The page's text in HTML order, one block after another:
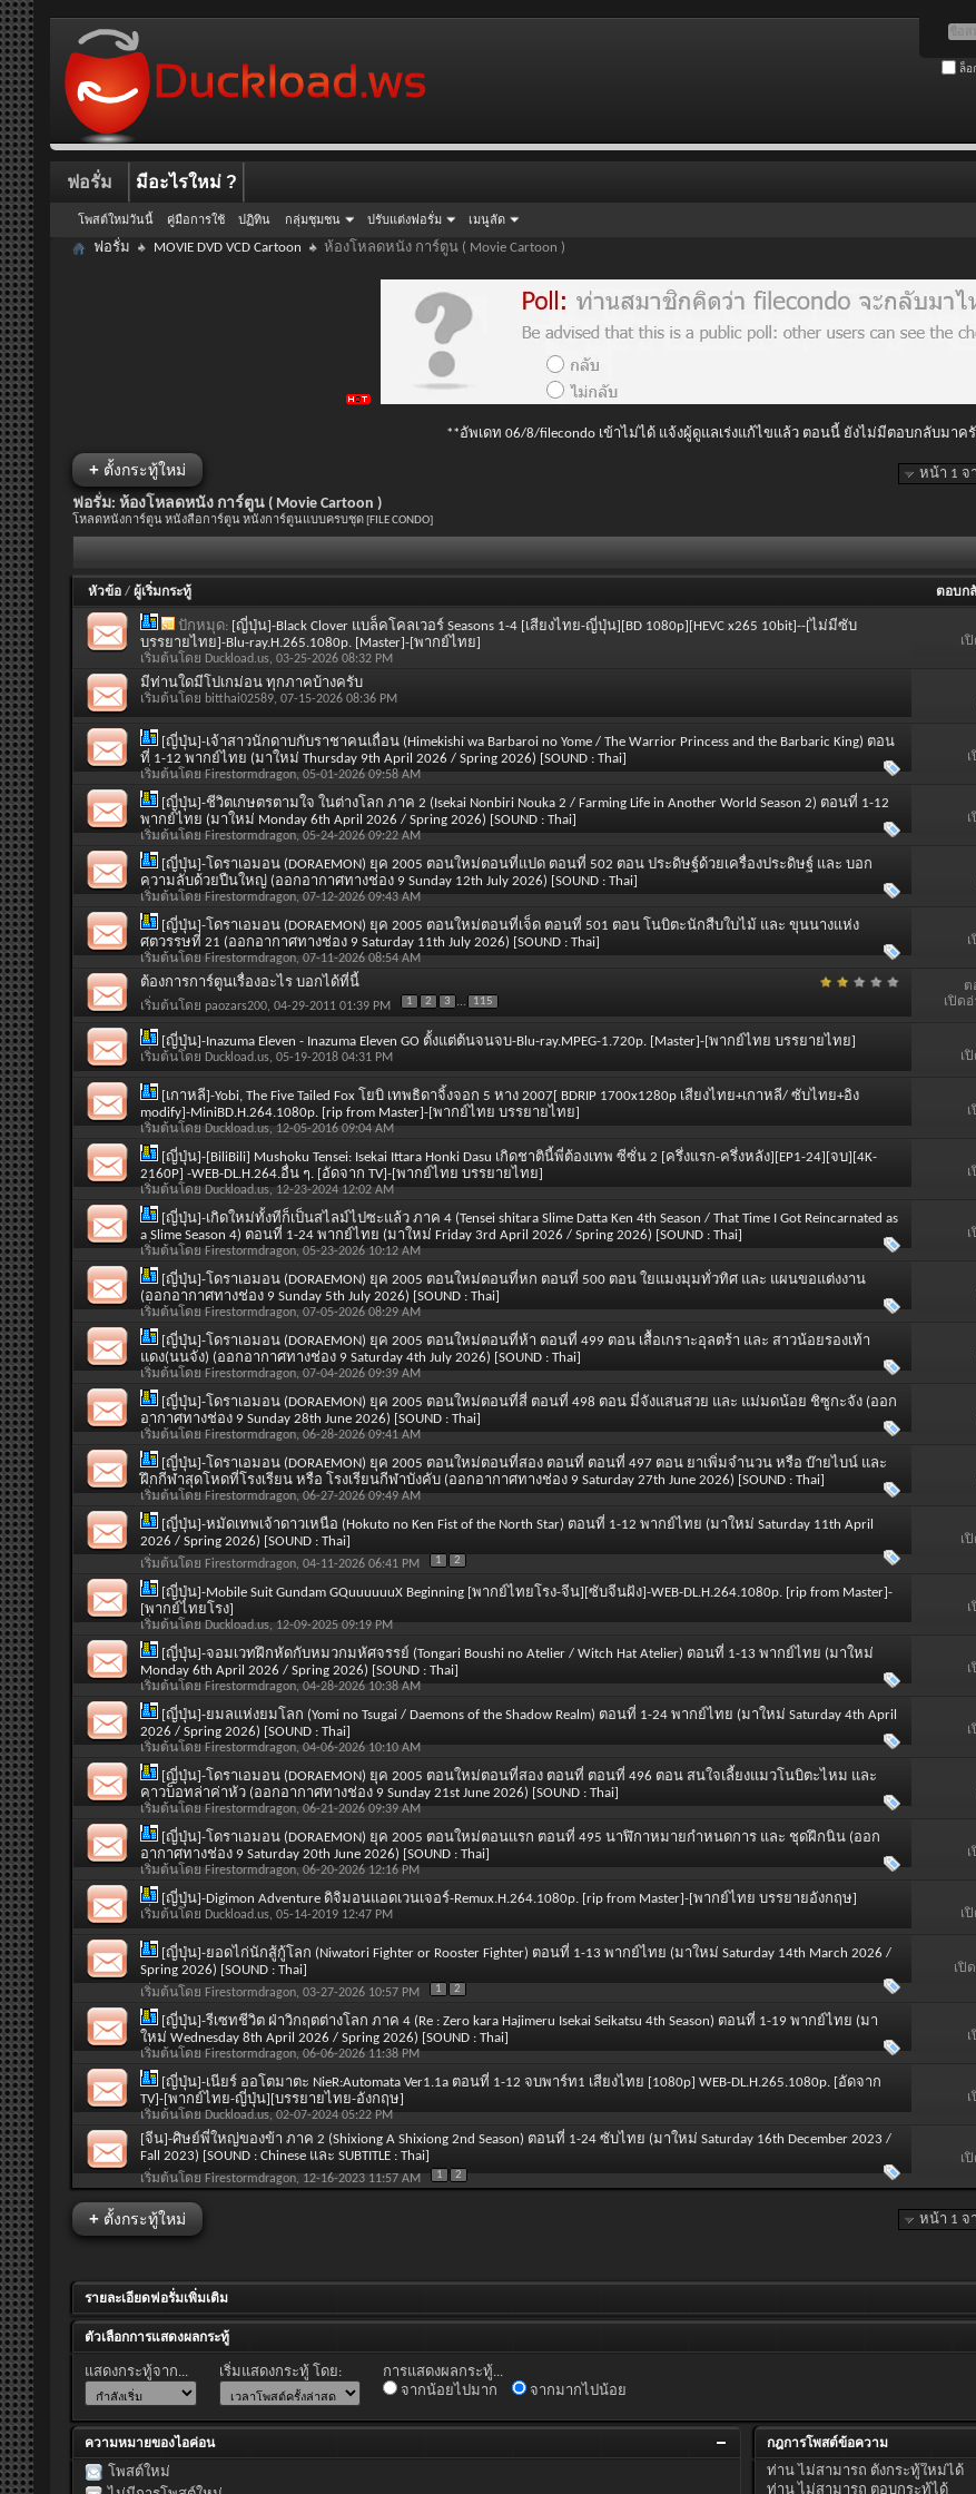
ล็อ
ฟอรั่ม
โพสต์ใหม่วันนี้ คู่มือการใช้ ปฏิทิน กลุ่มชุมชน ปรับแต่งฟอรั่ม เมนูลัด
มีอะไรใหม่ ?
ฟอรั่ม MOVIE DVD VCD Cartoon ห้องโหลดหนัง การ์ตูน ( Movie Cartoon )
**อัพเดท 06/8/filecondo เข้าไม่ได้ แจ้งผู้ดูแลเร่งแก้ไขแล้ว ตอนนี้ ยังไม่มีตอบกลับมาค
+ ตั้งกระทู้ใหม่ หน้า 1 จ
ฟอรั่ม: ห้องโหลดหนัง การ์ตูน ( Movie Cartoon )
โหลดหนังการ์ตูน หนังสือการ์ตูน หนังการ์ตูนแบบครบชุด [FILE CONDO]
หัวข้อ / ผู้เริ่มกระทู้ ตอบก
ปักหมุด: [ญี่ปุ่น]-Black Clover แบล็คโคลเวอร์ Seasons 1-4 [เสียงไทย-ญี่ปุ่น][BD 1080p][HEVC x265 10bit]--[ไม่มีซับ
บรรยายไทย]-Blu-ray.H.265.1080p. [Master]-[พากย์ไทย]
เริ่มต้นโดย Duckload.us, 03-25-2026 08:32 PM
เ
มีท่านใดมีโปเกม่อน ทุกภาคบ้างครับ
เริ่มต้นโดย bitthai02589, 07-15-2026 08:36 PM
[ญี่ปุ่น]-เจ้าสาวนักดาบกับราชาคนเถื่อน (Himekishi wa Barbaroi no Yome / The Warrior Princess and the Barbaric King) ตอน
ที่ 1-12 พากย์ไทย (มาใหม่ Thursday 9th April 2026 / Spring 2026) [SOUND : Thai]
เริ่มต้นโดย Firestormdragon, 05-01-2026 09:58 AM
[ญี่ปุ่น]-ชีวิตเกษตรตามใจ ในต่างโลก ภาค 2 (Isekai Nonbiri Nouka 2 / Farming Life in Another World Season 2) ตอนที่ 1-12
พากย์ไทย (มาใหม่ Monday 6th April 2026 / Spring 2026) [SOUND : Thai]
เริ่มต้นโดย Firestormdragon, 05-24-2026 09:22 AM
[ญี่ปุ่น]-โดราเอมอน (DORAEMON) ยุค 2005 ตอนใหม่ตอนที่แปด ตอนที่ 502 ตอน ประดิษฐ์ด้วยเครื่องประดิษฐ์ และ บอก
ความลับด้วยปืนใหญ่ (ออกอากาศทางช่อง 9 Sunday 12th July 2026) [SOUND : Thai]
เริ่มต้นโดย Firestormdragon, 07-12-2026 09:43 AM
[ญี่ปุ่น]-โดราเอมอน (DORAEMON) ยุค 2005 ตอนใหม่ตอนที่เจ็ด ตอนที่ 501 ตอน โนบิตะนักสืบใบไม้ และ ขุนนางแห่ง
ศตวรรษที่ 21 (ออกอากาศทางช่อง 9 Saturday 11th July 2026) [SOUND : Thai]
เริ่มต้นโดย Firestormdragon, 07-11-2026 08:54 AM
ต้องการการ์ตูนเรื่องอะไร บอกได้ที่นี้
เริ่มต้นโดย paozars200, 04-29-2011 01:39 PM 1 2 3 ... 115
ต
เปิดอ่
[ญี่ปุ่น]-Inazuma Eleven - Inazuma Eleven GO ตั้งแต่ต้นจนจบ-Blu-ray.MPEG-1.720p. [Master]-[พากย์ไทย บรรยายไทย]
เริ่มต้นโดย Duckload.us, 05-19-2018 04:31 PM
เ
[เกาหลี]-Yobi, The Five Tailed Fox โยบิ เทพธิดาจิ้งจอก 5 หาง 2007[ BDRIP 1700x1280p เสียงไทย+เกาหลี/ ซับไทย+อิง
modify]-MiniBD.H.264.1080p. [rip from Master]-[พากย์ไทย บรรยายไทย]
เริ่มต้นโดย Duckload.us, 12-05-2016 09:04 AM
[ญี่ปุ่น]-[BiliBili] Mushoku Tensei: Isekai Ittara Honki Dasu เกิดชาตินี้พี่ต้องเทพ ซีซั่น 2 [ครึ่งแรก-ครึ่งหลัง][EP1-24][จบ][4K-
2160P] -WEB-DL.H.264.อื่น ๆ. [อัดจาก TV]-[พากย์ไทย บรรยายไทย]
เริ่มต้นโดย Duckload.us, 12-23-2024 12:02 AM
[ญี่ปุ่น]-เกิดใหม่ทั้งทีก็เป็นสไลม์ไปซะแล้ว ภาค 4 (Tensei shitara Slime Datta Ken 4th Season / That Time I Got Reincarnated as
a Slime Season 4) ตอนที่ 1-24 พากย์ไทย (มาใหม่ Friday 3rd April 2026 / Spring 2026) [SOUND : Thai]
เริ่มต้นโดย Firestormdragon, 05-23-2026 10:12 AM
[ญี่ปุ่น]-โดราเอมอน (DORAEMON) ยุค 2005 ตอนใหม่ตอนที่หก ตอนที่ 500 ตอน ใยแมงมุมทั่วทิศ และ แผนขอแต่งงาน
(ออกอากาศทางช่อง 9 Sunday 5th July 2026) [SOUND : Thai]
เริ่มต้นโดย Firestormdragon, 07-05-2026 08:29 AM
[ญี่ปุ่น]-โดราเอมอน (DORAEMON) ยุค 2005 ตอนใหม่ตอนที่ห้า ตอนที่ 499 ตอน เสื้อเกราะอุลตร้า และ สาวน้อยรองเท้า
แดง(นนจัง) (ออกอากาศทางช่อง 9 Saturday 4th July 2026) [SOUND : Thai]
เริ่มต้นโดย Firestormdragon, 07-04-2026 09:39 AM
[ญี่ปุ่น]-โดราเอมอน (DORAEMON) ยุค 2005 ตอนใหม่ตอนที่สี่ ตอนที่ 498 ตอน มี่จังแสนสวย และ แม่มดน้อย ชิซูกะจัง (ออก
อากาศทางช่อง 9 Sunday 28th June 2026) [SOUND : Thai]
เริ่มต้นโดย Firestormdragon, 06-28-2026 09:41 AM
[ญี่ปุ่น]-โดราเอมอน (DORAEMON) ยุค 2005 ตอนใหม่ตอนที่สอง ตอนที่ ตอนที่ 497 ตอน ยาเพิ่มจำนวน หรือ บ๊ายไบน์ และ
ฝึกกีฬาสุดโหดที่โรงเรียน หรือ โรงเรียนกีฬาบังคับ (ออกอากาศทางช่อง 9 Saturday 27th June 2026) [SOUND : Thai]
เริ่มต้นโดย Firestormdragon, 06-27-2026 09:49 AM
[ญี่ปุ่น]-หมัดเทพเจ้าดาวเหนือ (Hokuto no Ken Fist of the North Star) ตอนที่ 1-12 พากย์ไทย (มาใหม่ Saturday 11th April
2026 / Spring 2026) [SOUND : Thai]
เริ่มต้นโดย Firestormdragon, 04-11-2026 06:41 PM 1 2
เ
[ญี่ปุ่น]-Mobile Suit Gundam GQuuuuuuX Beginning [พากย์ไทยโรง-จีน][ซับจีนฝัง]-WEB-DL.H.264.1080p. [rip from Master]-
[พากย์ไทยโรง]
เริ่มต้นโดย Duckload.us, 12-09-2025 09:19 PM
[ญี่ปุ่น]-จอมเวทฝึกหัดกับหมวกมหัศจรรย์ (Tongari Boushi no Atelier / Witch Hat Atelier) ตอนที่ 1-13 พากย์ไทย (มาใหม่
Monday 6th April 2026 / Spring 2026) [SOUND : Thai]
เริ่มต้นโดย Firestormdragon, 04-28-2026 10:38 AM
[ญี่ปุ่น]-ยมลแห่งยมโลก (Yomi no Tsugai / Daemons of the Shadow Realm) ตอนที่ 1-24 พากย์ไทย (มาใหม่ Saturday 4th April
2026 / Spring 2026) [SOUND : Thai]
เริ่มต้นโดย Firestormdragon, 04-06-2026 10:10 AM
[ญี่ปุ่น]-โดราเอมอน (DORAEMON) ยุค 2005 ตอนใหม่ตอนที่สอง ตอนที่ ตอนที่ 496 ตอน สนใจเลี้ยงแมวโนบิตะไหม และ
คาวบ็อทล่าค่าหัว (ออกอากาศทางช่อง 9 Sunday 21st June 2026) [SOUND : Thai]
เริ่มต้นโดย Firestormdragon, 06-21-2026 09:39 AM
[ญี่ปุ่น]-โดราเอมอน (DORAEMON) ยุค 2005 ตอนใหม่ตอนแรก ตอนที่ 495 นาฬิกาหมายกำหนดการ และ ชุดฝึกนิน (ออก
อากาศทางช่อง 9 Saturday 20th June 2026) [SOUND : Thai]
เริ่มต้นโดย Firestormdragon, 06-20-2026 12:16 PM
[ญี่ปุ่น]-Digimon Adventure ดิจิมอนแอดเวนเจอร์-Remux.H.264.1080p. [rip from Master]-[พากย์ไทย บรรยายอังกฤษ]
เริ่มต้นโดย Duckload.us, 05-14-2019 12:47 PM
เ
[ญี่ปุ่น]-ยอดไก่นักสู้กู้โลก (Niwatori Fighter or Rooster Fighter) ตอนที่ 1-13 พากย์ไทย (มาใหม่ Saturday 14th March 2026 /
Spring 2026) [SOUND : Thai]
เริ่มต้นโดย Firestormdragon, 03-27-2026 10:57 PM 1 2
เปิ
[ญี่ปุ่น]-รีเซทชีวิต ฝ่าวิกฤตต่างโลก ภาค 4 (Re : Zero kara Hajimeru Isekai Seikatsu 4th Season) ตอนที่ 1-19 พากย์ไทย (มา
ใหม่ Wednesday 8th April 2026 / Spring 2026) [SOUND : Thai]
เริ่มต้นโดย Firestormdragon, 06-06-2026 11:38 PM
[ญี่ปุ่น]-เนียร์ ออโตมาตะ NieR:Automata Ver1.1a ตอนที่ 1-12 จบพาร์ท1 เสียงไทย [1080p] WEB-DL.H.265.1080p. [อัดจาก
TV]-[พากย์ไทย-ญี่ปุ่น][บรรยายไทย-อังกฤษ]
เริ่มต้นโดย Duckload.us, 02-07-2024 05:22 PM
[จีน]-ศิษย์พี่ใหญ่ของข้า ภาค 2 (Shixiong A Shixiong 2nd Season) ตอนที่ 1-24 ซับไทย (มาใหม่ Saturday 16th December 2023 /
Fall 2023) [SOUND : Chinese และ SUBTITLE : Thai]
เริ่มต้นโดย Firestormdragon, 12-16-2023 11:57 AM 1 2
เ
+ ตั้งกระทู้ใหม่ หน้า 1 จ
รายละเอียดฟอรั่มเพิ่มเติม
ตัวเลือกการแสดงผลกระทู้
แสดงกระทู้จาก... เริ่มแสดงกระทู้ โดย:
การแสดงผลกระทู้...
จากน้อยไปมาก
จากมากไปน้อย
ความหมายของไอค่อน
โพสต์ใหม่
กฎการโพสต์ข้อความ
ท่านไม่สามารถ ตั้งกระทู้ใหม่ได้
ท่านไม่สามารถ ตอบกระทู้ได้